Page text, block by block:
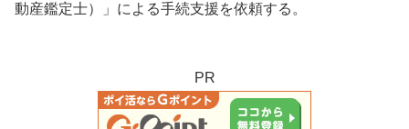
動産鑑定士）」による手続支援を依頼する。
PR